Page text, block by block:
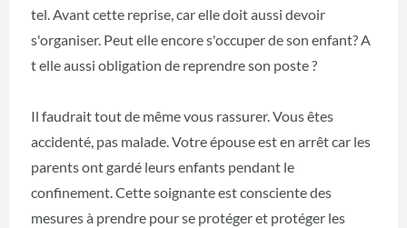
tel. Avant cette reprise, car elle doit aussi devoir
s'organiser. Peut elle encore s'occuper de son enfant? A
t elle aussi obligation de reprendre son poste ?
Il faudrait tout de même vous rassurer. Vous êtes
accidenté, pas malade. Votre épouse est en arrêt car les
parents ont gardé leurs enfants pendant le
confinement. Cette soignante est consciente des
mesures à prendre pour se protéger et protéger les